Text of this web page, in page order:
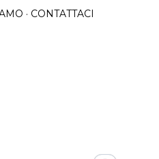
CONTATTACI